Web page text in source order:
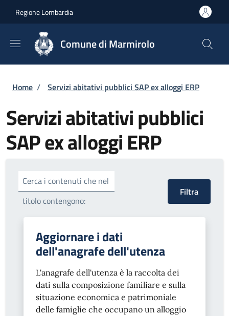
Regione Lombardia
Comune di Marmirolo
Briciole di pane
Home / Servizi abitativi pubblici SAP ex alloggi ERP
Servizi abitativi pubblici
SAP ex alloggi ERP
Cerca i contenuti che nel
titolo contengono:
Aggiornare i dati
dell'anagrafe dell'utenza
L'anagrafe dell'utenza è la raccolta dei
dati sulla composizione familiare e sulla
situazione economica e patrimoniale
delle famiglie che occupano un alloggio